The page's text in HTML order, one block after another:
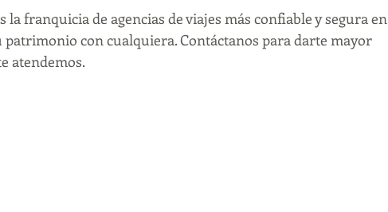
la franquicia de agencias de viajes más confiable y segura en
con cualquiera. Contáctanos para darte mayor
atendemos.